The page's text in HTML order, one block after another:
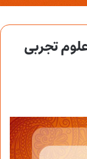
تجربی